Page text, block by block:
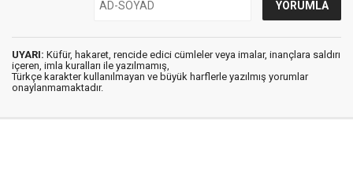
UYARI: Küfür, hakaret, rencide edici cümleler veya imalar, inançlara saldırı
içeren, imla kuralları ile yazılmamış,
Türkçe karakter kullanılmayan ve büyük harflerle yazılmış yorumlar
onaylanmamaktadır.